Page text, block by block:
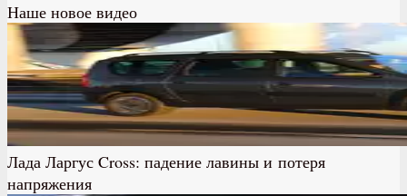
Наше новое видео
Лада Ларгус Cross: падение лавины и потеря
напряжения